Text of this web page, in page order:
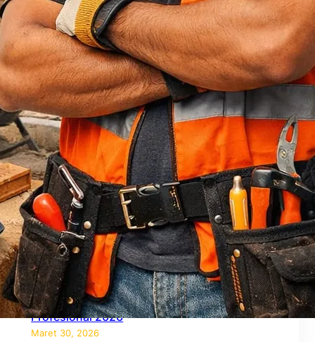
Jasa Bore Pile
Pagar Panel Beton
Sewa Alat Berat
Sewa Crane
Sewa Excavator
Sewa Excavator
Sewa Forklift
U Ditch Beton
Uncategorized
Recent Posts
Jasa Tukang Bangun Rumah Majalengka
Profesional 2026
Maret 30, 2026